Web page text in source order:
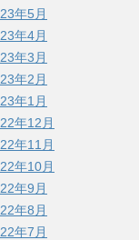
年5月
年4月
年3月
年2月
年1月
年12月
年11月
年10月
年9月
年8月
年7月